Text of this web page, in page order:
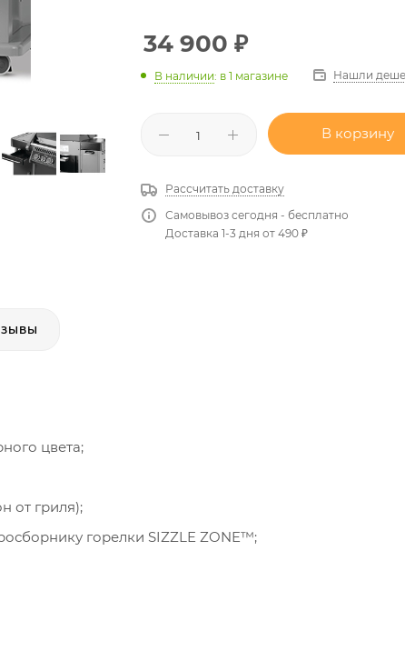
34 900 ₽
В наличии: в 1 магазине Нашли
В корзину
Рассчитать доставку
Самовывоз сегодня - бесплатно
Доставка 1-3 дня от 490 ₽
цвета;
от гриля);
горелки SIZZLE ZONE™;